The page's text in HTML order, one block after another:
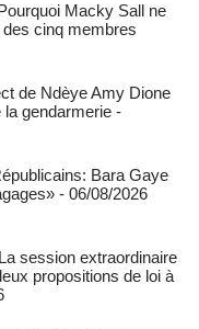
Macky Sall ne
cinq membres
de Ndèye Amy Dione
gendarmerie -
Bara Gaye
- 06/08/2026
session extraordinaire
propositions de loi à